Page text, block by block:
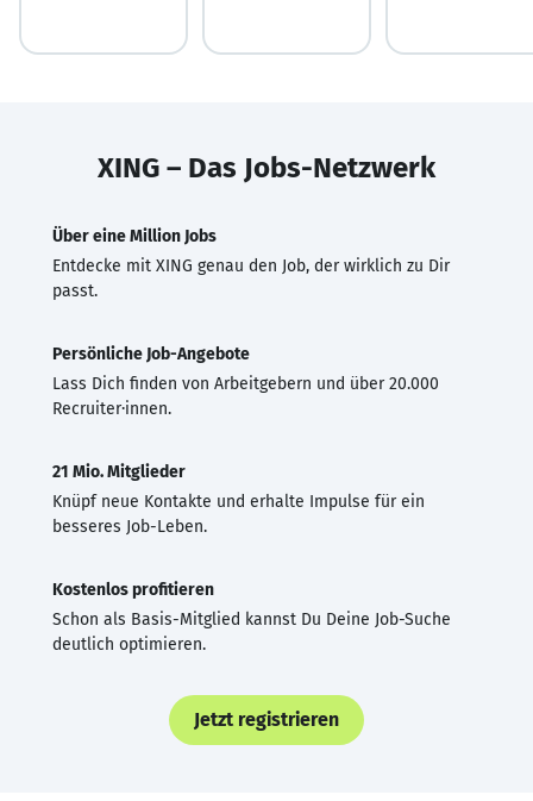
XING – Das Jobs-Netzwerk
Über eine Million Jobs
Entdecke mit XING genau den Job, der wirklich zu Dir
passt.
Persönliche Job-Angebote
Lass Dich finden von Arbeitgebern und über 20.000
Recruiter·innen.
21 Mio. Mitglieder
Knüpf neue Kontakte und erhalte Impulse für ein
besseres Job-Leben.
Kostenlos profitieren
Schon als Basis-Mitglied kannst Du Deine Job-Suche
deutlich optimieren.
Jetzt registrieren